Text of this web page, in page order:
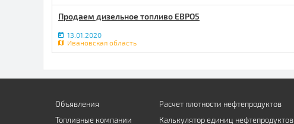
Продаем дизельное топливо ЕВРО5
13.01.2020
Ивановская область
Объявления
Топливные компании
Расчет плотности нефтепродуктов
Калькулятор единиц нефтепродуктов